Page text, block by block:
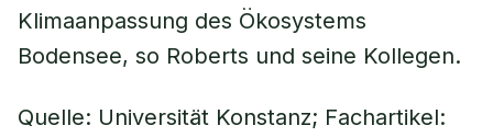
Klimaanpassung des Ökosystems
Bodensee, so Roberts und seine Kollegen.
Quelle: Universität Konstanz; Fachartikel: